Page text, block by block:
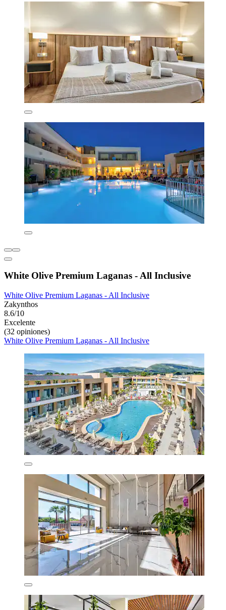
White Olive Premium Laganas - All Inclusive
White Olive Premium Laganas - All Inclusive
Zakynthos
8.6/10
Excelente
(32 opiniones)
White Olive Premium Laganas - All Inclusive